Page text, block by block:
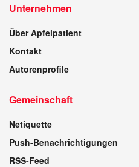
Unternehmen
Über Apfelpatient
Kontakt
Autorenprofile
Gemeinschaft
Netiquette
Push-Benachrichtigungen
RSS-Feed